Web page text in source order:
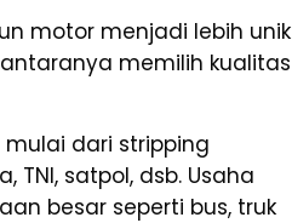
motor menjadi lebih unik
memilih kualitas
dari stripping
satpol, dsb. Usaha
besar seperti bus, truk